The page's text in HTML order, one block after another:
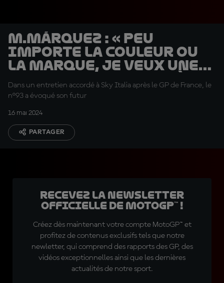
M.Márquez : « Peu
importe la couleur ou
la marque, je veux une
moto avec les dernières
spécifications »
Dans un entretien accordé à Sky Italia après le GP de France, le
n°93 a évoqué son futur
16 mai 2024
PARTAGER
Recevez la Newsletter
officielle de MotoGP™ !
Créez dès maintenant votre compte MotoGP™ et
profitez de contenus exclusifs tels que notre
newletter, qui comprend des rapports des GP, des
vidéos exceptionnelles ainsi que les dernières
actualités de notre sport.